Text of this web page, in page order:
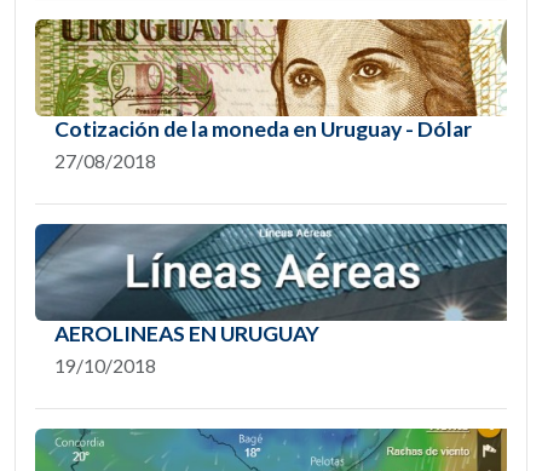
Cotización de la moneda en Uruguay - Dólar
27/08/2018
AEROLINEAS EN URUGUAY
19/10/2018